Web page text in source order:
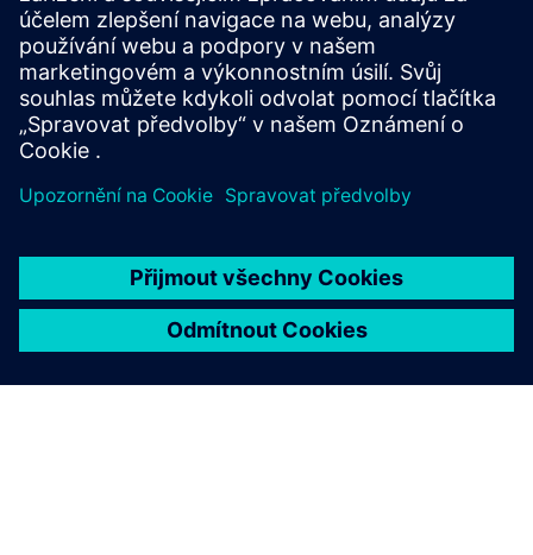
Odvětví: Automobilový průmysl a doprava, Těžká
technika, Průmyslové stroje
Umístění: Pinneberg , Germany
Software společnosti Siemens: NX